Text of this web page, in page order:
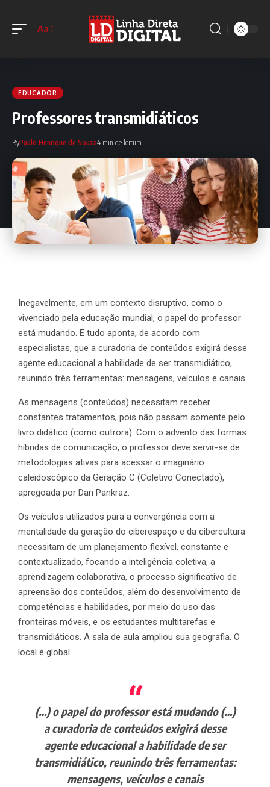
Aa
EDUCADOR
Professores transmidiáticos
ByPaulo Henrique de Souza4 min de leitura
Inegavelmente, em um contexto disruptivo, como o
vivenciado pela educação mundial, o papel do professor
está mudando. E tudo aponta, de acordo com
especialistas, que a curadoria de conteúdos exigirá desse
agente educacional a habilidade de ser transmidiático,
reunindo três ferramentas: mensagens, veículos e canais.
As mensagens (conteúdos) necessitam receber
constantes tratamentos, pois não passam somente pelo
livro didático (como outrora). Com o advento das formas
híbridas de comunicação, o professor deve servir-se de
metodologias ativas para acessar o imaginário
caleidoscópico da Geração C (Coletivo Conectado),
apregoada por Dan Pankraz.
Os veículos utilizados para a convergência com a
mentalidade da geração do ciberespaço e da cibercultura
necessitam de um planejamento flexível, constante e
contextualizado, focando a inteligência coletiva, a
aprendizagem colaborativa, o processo significativo de
apreensão dos conteúdos, além do desenvolvimento de
competências e habilidades, por meio do uso das
fronteiras móveis, e os estudantes multitarefas e
transmidiáticos. A sala de aula ampliou sua geografia. O
local é global.
(…)o papel do professor está mudando (…)
a curadoria de conteúdos exigirá desse
agente educacional a habilidade de ser
transmidiático, reunindo três ferramentas:
mensagens, veículos e canais